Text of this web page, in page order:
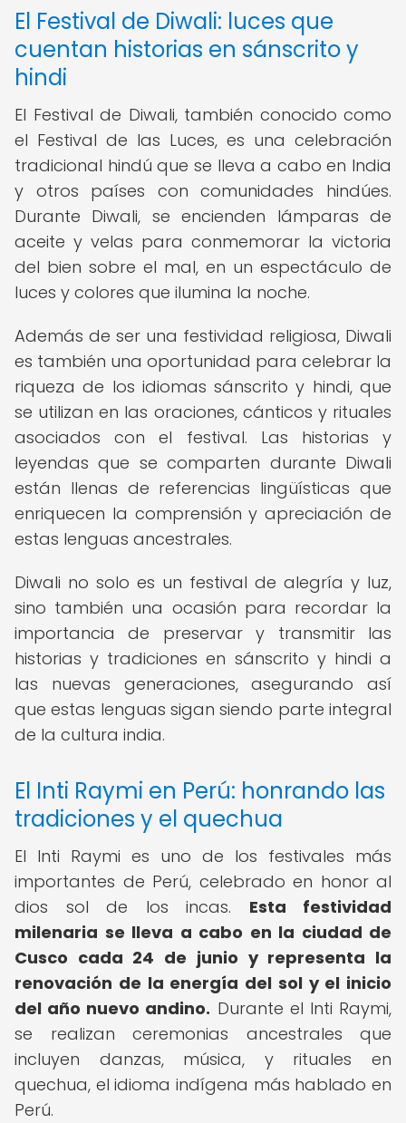
El Festival de Diwali: luces que
cuentan historias en sánscrito y
hindi
El Festival de Diwali, también conocido como
el Festival de las Luces, es una celebración
tradicional hindú que se lleva a cabo en India
y otros países con comunidades hindúes.
Durante Diwali, se encienden lámparas de
aceite y velas para conmemorar la victoria
del bien sobre el mal, en un espectáculo de
luces y colores que ilumina la noche.
Además de ser una festividad religiosa, Diwali
es también una oportunidad para celebrar la
riqueza de los idiomas sánscrito y hindi, que
se utilizan en las oraciones, cánticos y rituales
asociados con el festival. Las historias y
leyendas que se comparten durante Diwali
están llenas de referencias lingüísticas que
enriquecen la comprensión y apreciación de
estas lenguas ancestrales.
Diwali no solo es un festival de alegría y luz,
sino también una ocasión para recordar la
importancia de preservar y transmitir las
historias y tradiciones en sánscrito y hindi a
las nuevas generaciones, asegurando así
que estas lenguas sigan siendo parte integral
de la cultura india.
El Inti Raymi en Perú: honrando las
tradiciones y el quechua
El Inti Raymi es uno de los festivales más
importantes de Perú, celebrado en honor al
dios sol de los incas. Esta festividad
milenaria se lleva a cabo en la ciudad de
Cusco cada 24 de junio y representa la
renovación de la energía del sol y el inicio
del año nuevo andino. Durante el Inti Raymi,
se realizan ceremonias ancestrales que
incluyen danzas, música, y rituales en
quechua, el idioma indígena más hablado en
Perú.